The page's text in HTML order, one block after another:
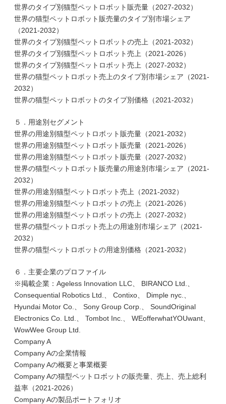
世界のタイプ別猫型ペットロボット販売量（2027-2032）
世界の猫型ペットロボット販売量のタイプ別市場シェア
（2021-2032）
世界のタイプ別猫型ペットロボットの売上（2021-2032）
世界のタイプ別猫型ペットロボット売上（2021-2026）
世界のタイプ別猫型ペットロボット売上（2027-2032）
世界の猫型ペットロボット売上のタイプ別市場シェア（2021-
2032）
世界の猫型ペットロボットのタイプ別価格（2021-2032）
５．用途別セグメント
世界の用途別猫型ペットロボット販売量（2021-2032）
世界の用途別猫型ペットロボット販売量（2021-2026）
世界の用途別猫型ペットロボット販売量（2027-2032）
世界の猫型ペットロボット販売量の用途別市場シェア（2021-
2032）
世界の用途別猫型ペットロボット売上（2021-2032）
世界の用途別猫型ペットロボットの売上（2021-2026）
世界の用途別猫型ペットロボットの売上（2027-2032）
世界の猫型ペットロボット売上の用途別市場シェア（2021-
2032）
世界の猫型ペットロボットの用途別価格（2021-2032）
６．主要企業のプロファイル
※掲載企業：Ageless Innovation LLC、 BIRANCO Ltd.、
Consequential Robotics Ltd.、 Contixo、 Dimple nyc.、
Hyundai Motor Co.、 Sony Group Corp.、 SoundOriginal
Electronics Co. Ltd.、 Tombot Inc.、 WEofferwhatYOUwant、
WowWee Group Ltd.
Company A
Company Aの企業情報
Company Aの概要と事業概要
Company Aの猫型ペットロボットの販売量、売上、売上総利
益率（2021-2026）
Company Aの製品ポートフォリオ